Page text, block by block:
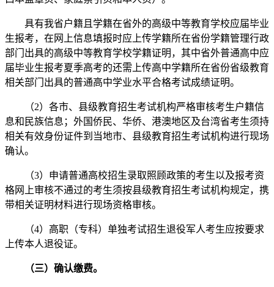
具有我省户籍且学籍在省外的高级中等教育学校应届毕业
生报考，在网上信息填报时应上传学籍所在省份学籍管理行政
部门出具的高级中等教育学校学籍证明，其中省外普通高中应
届毕业生报考夏季高考的还需上传高中学籍所在省份省级教育
相关部门出具的普通高中学业水平合格考试成绩证明。
（2）各市、县级教育招生考试机构严格审核考生户籍信
息和民族信息；外国侨民、华侨、港澳地区及台湾省考生须持
相关有效身份证件到当地市、县级教育招生考试机构进行现场
确认。
（3）申请普通高校招生录取照顾政策的考生以及报考资
格网上审核不通过的考生须按县级教育招生考试机构规定，携
带相关证明材料进行现场资格审核。
（4）高职（专科）单独考试招生退役军人考生应按要求
上传本人退役证。
（三）确认缴费。